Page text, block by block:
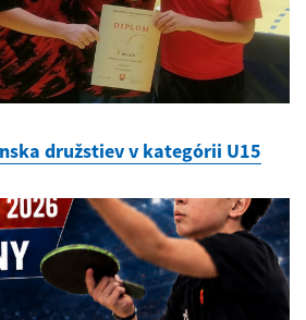
družstiev v kategórii U15